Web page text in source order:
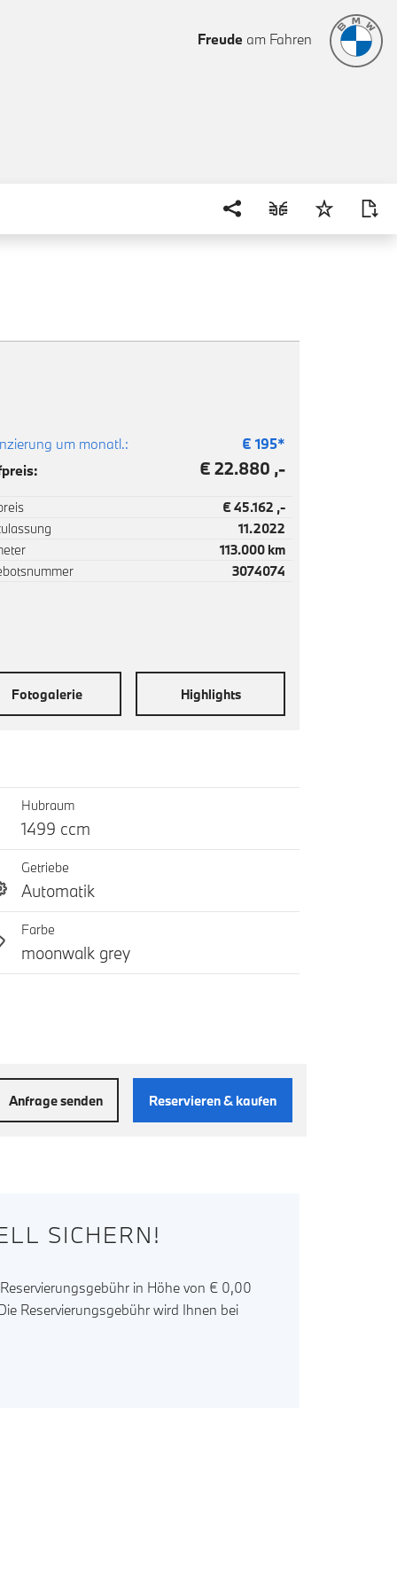
Freude am Fahren
um monatl.: € 195*
€ 22.880 ,-
€ 45.162 ,-
11.2022
113.000 km
3074074
Fotogalerie Highlights
Hubraum
1499 ccm
Getriebe
Automatik
Farbe
moonwalk grey
Anfrage senden Reservieren & kaufen
SICHERN!
in Höhe von € 0,00
Reservierungsgebühr wird Ihnen bei